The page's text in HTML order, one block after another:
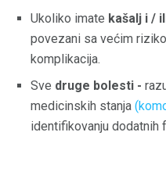
Ukoliko imate kašalj i /
povezani sa većim
komplikacija.
Sve druge bolesti -
medicinskih stanja
identifikovanju dodatnih